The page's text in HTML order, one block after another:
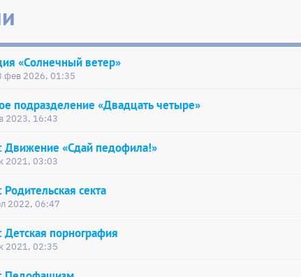
«Солнечный ветер»
фев 2026, 01:35
подразделение «Двадцать четыре»
2023, 16:43
Движение «Сдай педофила!»
2021, 03:03
секта
2022, 06:47
порнография
2021, 02:35